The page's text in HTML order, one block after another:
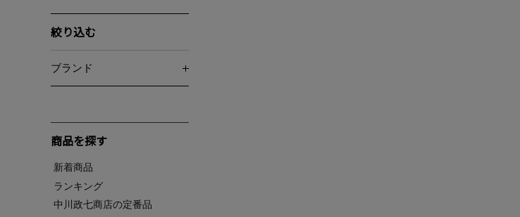
絞り込む
ブランド
商品を探す
新着商品
ランキング
中川政七商店の定番品